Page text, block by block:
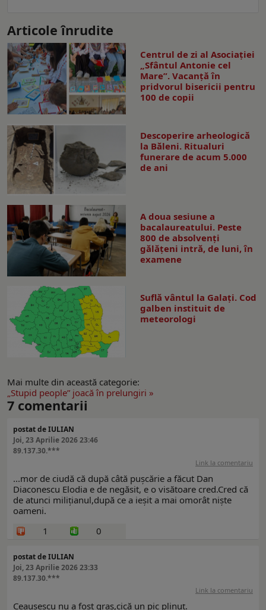
Articole înrudite
Centrul de zi al Asociației
„Sfântul Antonie cel
Mare”. Vacanță în
pridvorul bisericii pentru
100 de copii
Descoperire arheologică
la Băleni. Ritualuri
funerare de acum 5.000
de ani
A doua sesiune a
bacalaureatului. Peste
800 de absolvenţi
gălăţeni intră, de luni, în
examene
Suflă vântul la Galaţi. Cod
galben instituit de
meteorologi
Mai multe din această categorie:
„Stupid people” joacă în prelungiri »
7 comentarii
postat de IULIAN
Joi, 23 Aprilie 2026 23:46
89.137.30.***
Link la comentariu
...mor de ciudă că după câtă pușcărie a făcut Dan
Diaconescu Elodia e de negăsit, e o visătoare cred.Cred că
de atunci milițianul,după ce a ieșit a mai omorât niște
oameni.
1
0
postat de IULIAN
Joi, 23 Aprilie 2026 23:33
89.137.30.***
Link la comentariu
Ceaușescu nu a fost gras,cică un pic plinuț.